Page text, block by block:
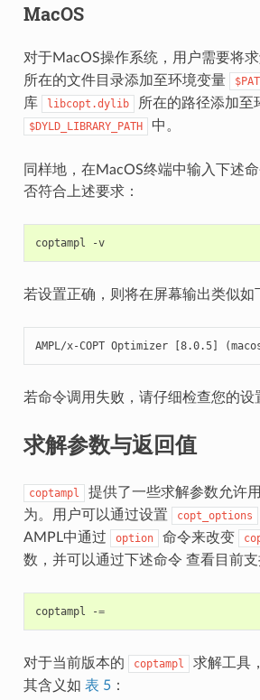
MacOS
对于MacOS操作系统，用户需要将
所在的文件目录添加至环境变量
库
libcopt.dylib 所在的路径添加至
$DYLD_LIBRARY_PATH 中。
同样地，在MacOS终端中输入下述
否符合上述要求：
coptampl -v
若设置正确，则将在屏幕输出类似如
AMPL/x-COPT Optimizer [8.0.5]
若命令调用失败，请仔细检查您的设
求解参数与返回值
coptampl
提供了一些求解参数允许
为。用户可以通过设置
copt_options
AMPL中通过
option 命令来改变
数，并可以通过下述命令 查看目前支
coptampl -=
对于当前版本的 coptampl
求解工具
其含义如 表 5：